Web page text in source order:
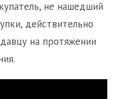
не нашедший
действительно
на протяжении